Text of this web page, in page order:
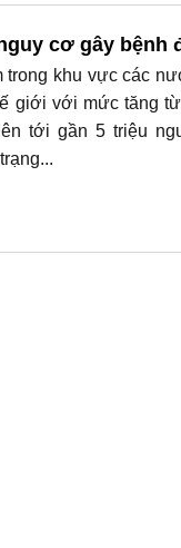
cơ gây bệnh
trong khu vực các
giới với mức tăng
tới gần 5 triệu